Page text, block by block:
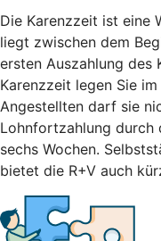
Die Karenzzeit ist eine
liegt zwischen dem
ersten Auszahlung des
Karenzzeit legen Sie
Angestellten darf sie
Lohnfortzahlung durch
sechs Wochen.
bietet die R+V auch